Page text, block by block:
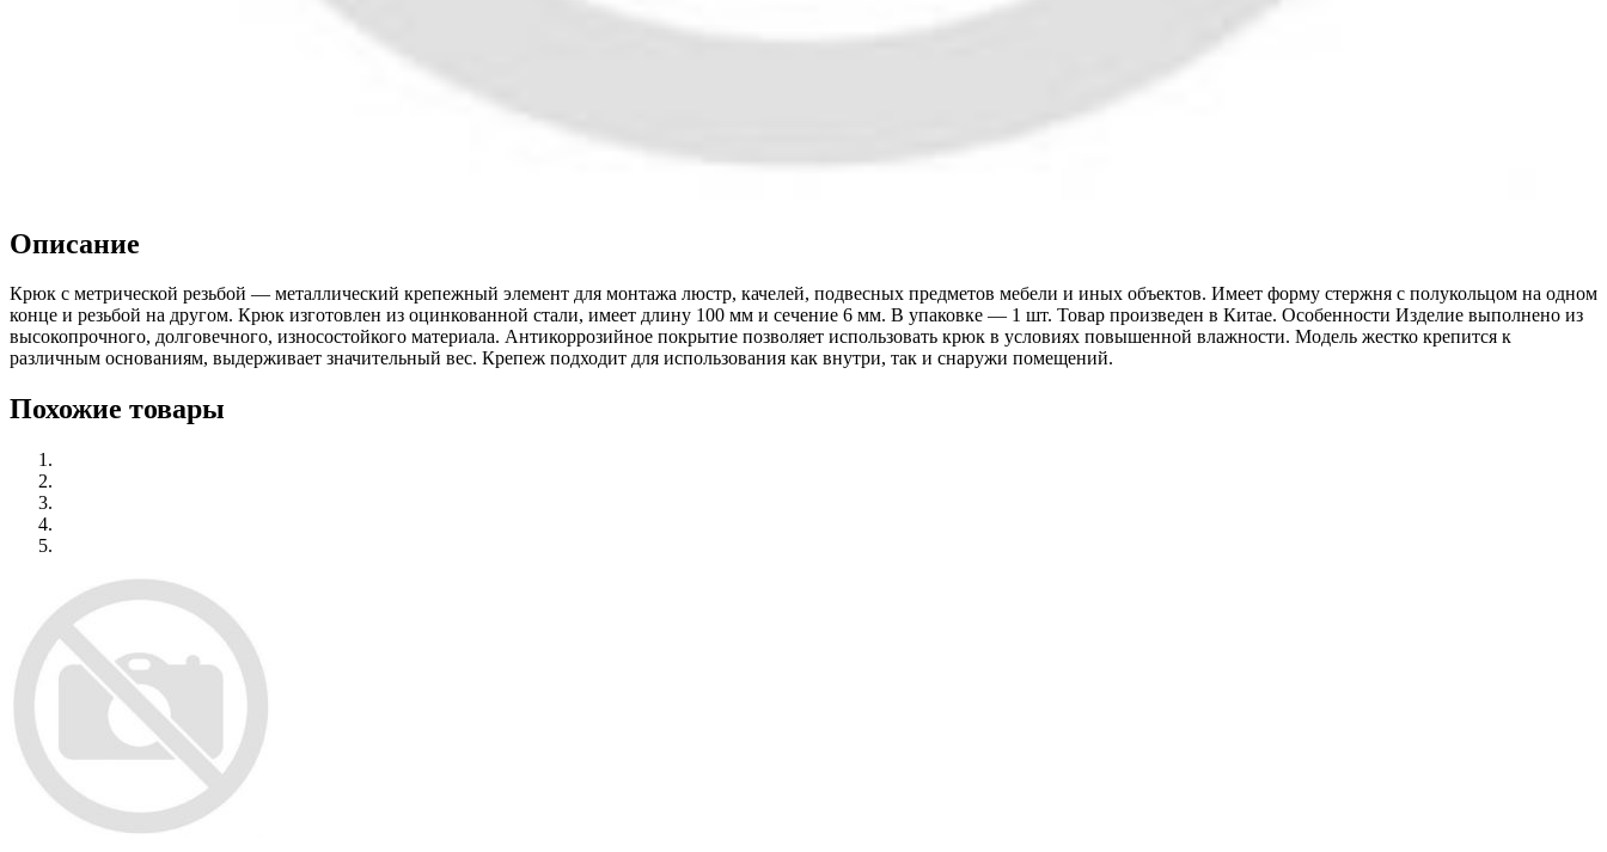
Описание
Крюк с метрической резьбой — металлический крепежный элемент для монтажа люстр, качелей, подвесных предметов мебели и иных объектов. Имеет форму стержня с полукольцом на одном
конце и резьбой на другом. Крюк изготовлен из оцинкованной стали, имеет длину 100 мм и сечение 6 мм. В упаковке — 1 шт. Товар произведен в Китае. Особенности Изделие выполнено из
высокопрочного, долговечного, износостойкого материала. Антикоррозийное покрытие позволяет использовать крюк в условиях повышенной влажности. Модель жестко крепится к
различным основаниям, выдерживает значительный вес. Крепеж подходит для использования как внутри, так и снаружи помещений.
Похожие товары